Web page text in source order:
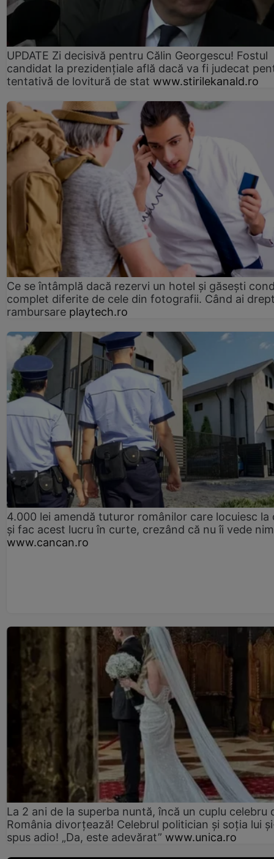
UPDATE Zi decisivă pentru Călin Georgescu! Fostul
candidat la prezidențiale află dacă va fi judecat
tentativă de lovitură de stat www.stirilekanald.ro
Ce se întâmplă dacă rezervi un hotel și găsești
complet diferite de cele din fotografii. Când ai
rambursare playtech.ro
4.000 lei amendă tuturor românilor care locuiesc la
și fac acest lucru în curte, crezând că nu îi vede
www.cancan.ro
La 2 ani de la superba nuntă, încă un cuplu celebru
România divorțează! Celebrul politician și soția lui
spus adio! „Da, este adevărat” www.unica.ro